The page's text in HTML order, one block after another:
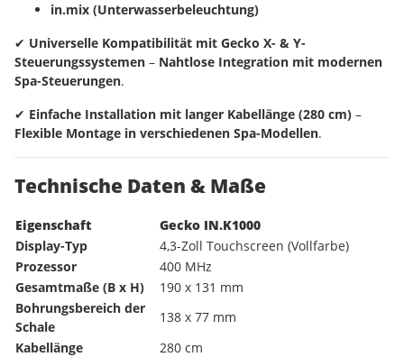
in.mix (Unterwasserbeleuchtung)
✔ Universelle Kompatibilität mit Gecko X- & Y-
Steuerungssystemen – Nahtlose Integration mit modernen
Spa-Steuerungen.
✔ Einfache Installation mit langer Kabellänge (280 cm) –
Flexible Montage in verschiedenen Spa-Modellen.
Technische Daten & Maße
Eigenschaft
Gecko IN.K1000
Display-Typ
4,3-Zoll Touchscreen (Vollfarbe)
Prozessor
400 MHz
Gesamtmaße (B x H)
190 x 131 mm
Bohrungsbereich der
Schale
138 x 77 mm
Kabellänge
280 cm